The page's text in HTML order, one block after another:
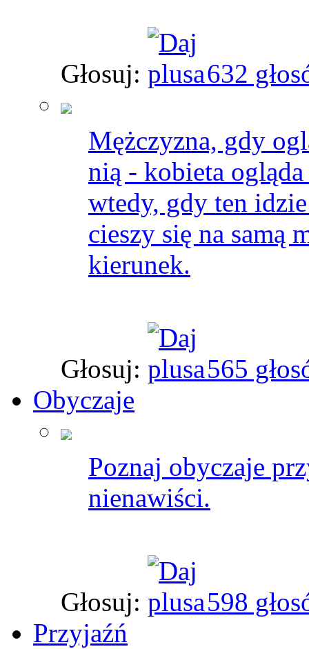
Głosuj: 632
Mężczyzna, gdy
nią - kobieta
wtedy, gdy ten
cieszy się na samą
kierunek.
Głosuj:
565
Obyczaje
Poznaj obyczaje
nienawiści.
Głosuj:
598
Przyjaźń